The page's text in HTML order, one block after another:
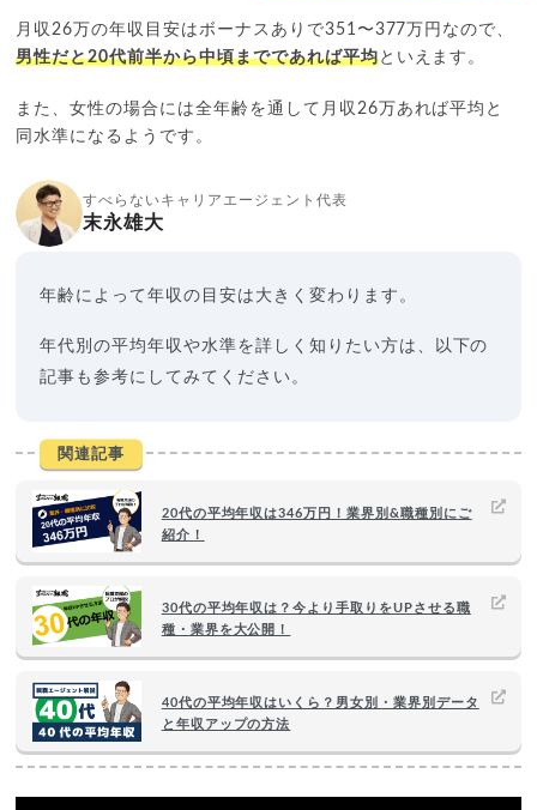
月収26万の年収目安はボーナスありで351〜377万円なので、
男性だと20代前半から中頃までであれば平均といえます。
また、女性の場合には全年齢を通して月収26万あれば平均と
同水準になるようです。
すべらないキャリアエージェント代表
末永雄大
年齢によって年収の目安は大きく変わります。
年代別の平均年収や水準を詳しく知りたい方は、以下の
記事も参考にしてみてください。
関連記事
20代の平均年収は346万円！業界別&職種別にご
紹介！
30代の平均年収は？今より手取りをUPさせる職
種・業界を大公開！
40代の平均年収はいくら？男女別・業界別データ
と年収アップの方法